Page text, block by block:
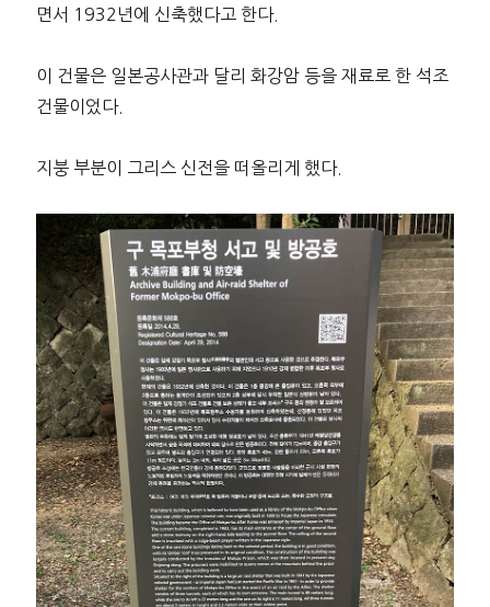
면서 1932년에 신축했다고 한다.
이 건물은 일본공사관과 달리 화강암 등을 재료로 한 석조
건물이었다.
지붕 부분이 그리스 신전을 떠올리게 했다.